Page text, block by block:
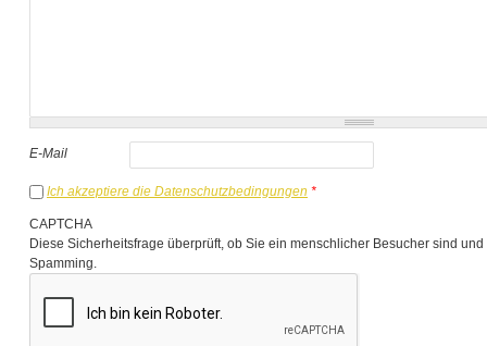
E-Mail
Ich akzeptiere die Datenschutzbedingungen *
CAPTCHA
Diese Sicherheitsfrage überprüft, ob Sie ein menschlicher Besucher sind
Spamming.